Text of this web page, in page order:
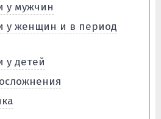
у мужчин
у женщин и в период
у детей